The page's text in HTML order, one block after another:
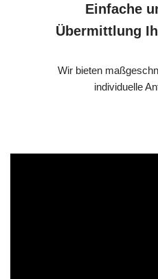
Einfache
Übermittlung
Wir bieten
individuelle